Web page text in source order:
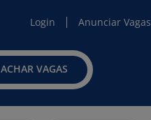
Login Anunciar Vagas
ACHAR VAGAS